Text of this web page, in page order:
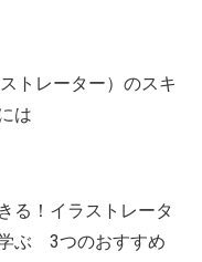
トレーター）のスキ
は
る！イラストレータ
ぶ 3つのおすすめ